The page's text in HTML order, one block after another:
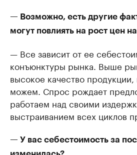
— Возможно, есть другие
могут повлиять на рост цен
— Все зависит от ее
конъюнктуры рынка. Выше
высокое качество
можем. Спрос рождает
работаем над своими
выстраиванием всех циклов
— У вас себестоимость за